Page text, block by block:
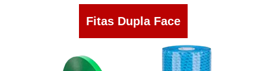
Fitas Dupla Face